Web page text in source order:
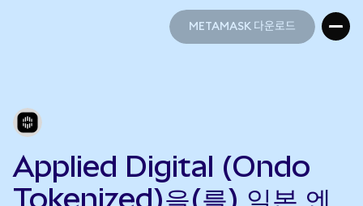
METAMASK 다운로드
Applied Digital (Ondo
Tokenized)을(를) 일본 엔